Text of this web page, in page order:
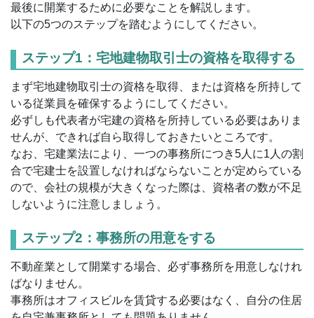
最後に開業するために必要なことを解説します。
以下の5つのステップを踏むようにしてください。
ステップ1：宅地建物取引士の資格を取得する
まず宅地建物取引士の資格を取得、または資格を所持して
いる従業員を確保するようにしてください。
必ずしも代表者が宅建の資格を所持している必要はありま
せんが、できれば自ら取得しておきたいところです。
なお、宅建業法により、一つの事務所につき5人に1人の割
合で宅建士を設置しなければならないことが定めらている
ので、会社の規模が大きくなった際は、資格者の数が不足
しないように注意しましょう。
ステップ2：事務所の用意をする
不動産業として開業する場合、必ず事務所を用意しなけれ
ばなりません。
事務所はオフィスビルを賃貸する必要はなく、自分の住居